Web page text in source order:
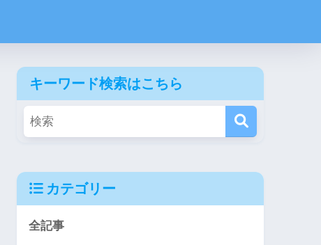
キーワード検索はこちら
カテゴリー
全記事